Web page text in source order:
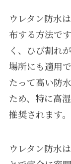
ウレタン防水
布する方法で
く、ひび割れ
場所にも適用
たって高い防
ため、特に高
推奨されます。
ウレタン防水